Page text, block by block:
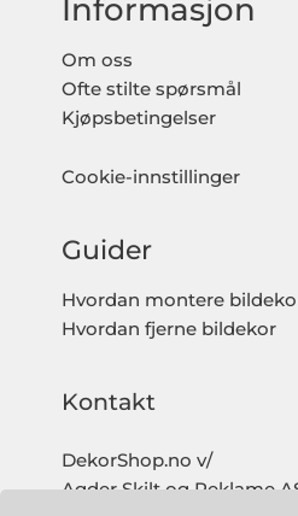
Informasjon
Om oss
Ofte stilte spørsmål
Kjøpsbetingelser
Cookie-innstillinger
Guider
Hvordan montere
Hvordan fjerne bildekor
Kontakt
DekorShop.no v/
Agder Skilt og Reklame